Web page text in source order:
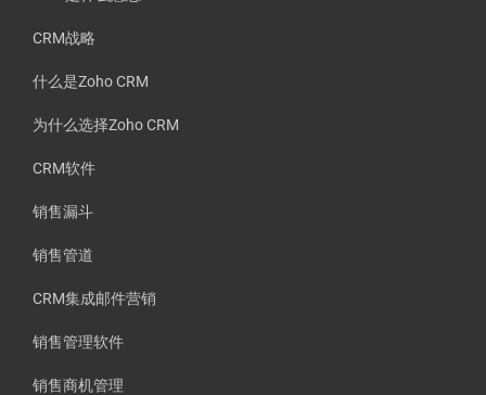
CRM战略
什么是Zoho CRM
为什么选择Zoho CRM
CRM软件
销售漏斗
销售管道
CRM集成邮件营销
销售管理软件
销售商机管理